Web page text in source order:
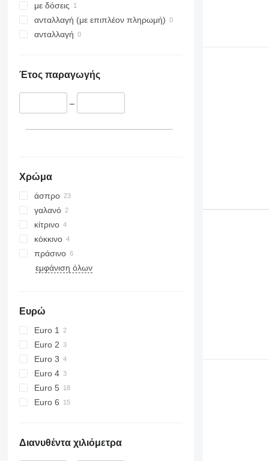
με δόσεις
ανταλλαγή (με επιπλέον πληρωμή)
ανταλλαγή
Έτος παραγωγής
–
Χρώμα
άσπρο
γαλανό
κίτρινο
κόκκινο
πράσινο
εμφάνιση όλων
Ευρώ
Euro 1
Euro 2
Euro 3
Euro 4
Euro 5
Euro 6
Διανυθέντα χιλιόμετρα